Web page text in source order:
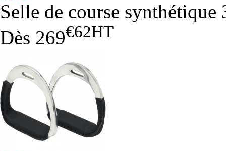
Selle de course
Dès 269€62HT